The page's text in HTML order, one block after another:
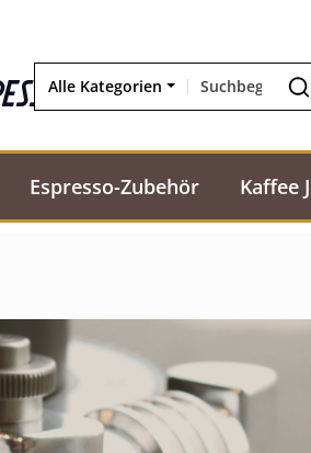
Alle Kategorien
Espresso-Zubehör Kaffee